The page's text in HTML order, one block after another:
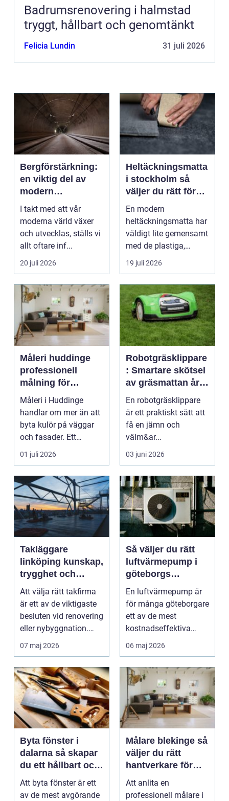
Badrumsrenovering i halmstad
tryggt, hållbart och genomtänkt
Felicia Lundin 31 juli 2026
Bergförstärkning:
en viktig del av
modern
infrastruktur
I takt med att vår
moderna värld växer
och utvecklas, ställs vi
allt oftare inf...
20 juli 2026
Heltäckningsmatta
i stockholm så
väljer du rätt för
hem och kontor
En modern
heltäckningsmatta har
väldigt lite gemensamt
med de plastiga,
svårstädade
varianterna mång...
19 juli 2026
Måleri huddinge
professionell
målning för
hållbara resultat
Måleri i Huddinge
handlar om mer än att
byta kulör på väggar
och fasader. Ett
genomtänkt
måleriarbet...
01 juli 2026
Robotgräsklippare
: Smartare skötsel
av gräsmattan året
runt
En robotgräsklippare
är ett praktiskt sätt att
få en jämn och
välm&ar...
03 juni 2026
Takläggare
linköping kunskap,
trygghet och
hållbara tak
Att välja rätt takfirma
är ett av de viktigaste
besluten vid renovering
eller nybyggnation.
Taket på...
07 maj 2026
Så väljer du rätt
luftvärmepump i
göteborgs
kustklimat
En luftvärmepump är
för många göteborgare
ett av de mest
kostnadseffektiva
sätten att sänka sina
upp...
06 maj 2026
Byta fönster i
dalarna så skapar
du ett hållbart och
vackert hus
Att byta fönster är ett
av de mest avgörande
Målare blekinge så
väljer du rätt
hantverkare för
hem och företag
Att anlita en
professionell målare i